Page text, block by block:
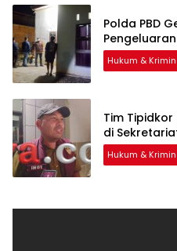
Polda PBD
Hukum &
Tim Tipidkor
di
Hukum &